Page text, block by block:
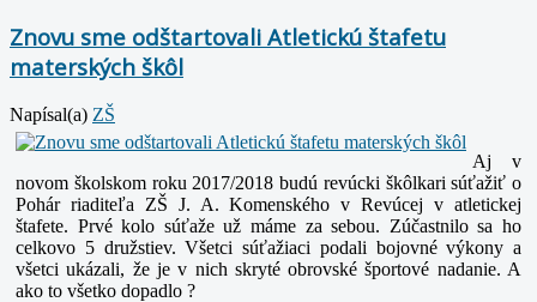
Znovu sme odštartovali Atletickú štafetu
materských škôl
Napísal(a) ZŠ
Aj v
novom školskom roku 2017/2018 budú revúcki škôlkari súťažiť o
Pohár riaditeľa ZŠ J. A. Komenského v Revúcej v atletickej
štafete. Prvé kolo súťaže už máme za sebou. Zúčastnilo sa ho
celkovo 5 družstiev. Všetci súťažiaci podali bojovné výkony a
všetci ukázali, že je v nich skryté obrovské športové nadanie. A
ako to všetko dopadlo ?